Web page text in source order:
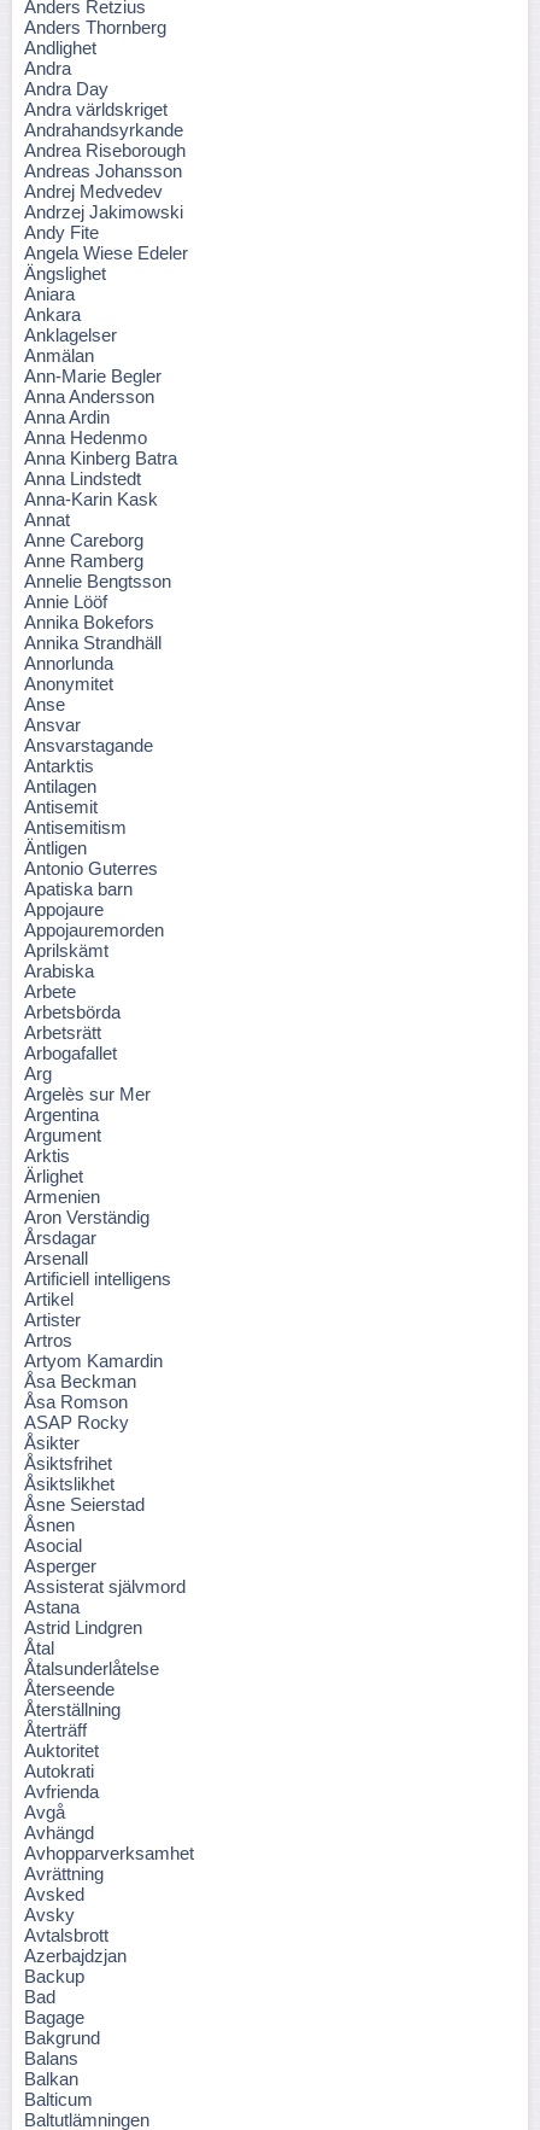
Anders Retzius
Anders Thornberg
Andlighet
Andra
Andra Day
Andra världskriget
Andrahandsyrkande
Andrea Riseborough
Andreas Johansson
Andrej Medvedev
Andrzej Jakimowski
Andy Fite
Angela Wiese Edeler
Ängslighet
Aniara
Ankara
Anklagelser
Anmälan
Ann-Marie Begler
Anna Andersson
Anna Ardin
Anna Hedenmo
Anna Kinberg Batra
Anna Lindstedt
Anna-Karin Kask
Annat
Anne Careborg
Anne Ramberg
Annelie Bengtsson
Annie Lööf
Annika Bokefors
Annika Strandhäll
Annorlunda
Anonymitet
Anse
Ansvar
Ansvarstagande
Antarktis
Antilagen
Antisemit
Antisemitism
Äntligen
Antonio Guterres
Apatiska barn
Appojaure
Appojauremorden
Aprilskämt
Arabiska
Arbete
Arbetsbörda
Arbetsrätt
Arbogafallet
Arg
Argelès sur Mer
Argentina
Argument
Arktis
Ärlighet
Armenien
Aron Verständig
Årsdagar
Arsenall
Artificiell intelligens
Artikel
Artister
Artros
Artyom Kamardin
Åsa Beckman
Åsa Romson
ASAP Rocky
Åsikter
Åsiktsfrihet
Åsiktslikhet
Åsne Seierstad
Åsnen
Asocial
Asperger
Assisterat självmord
Astana
Astrid Lindgren
Åtal
Åtalsunderlåtelse
Återseende
Återställning
Återträff
Auktoritet
Autokrati
Avfrienda
Avgå
Avhängd
Avhopparverksamhet
Avrättning
Avsked
Avsky
Avtalsbrott
Azerbajdzjan
Backup
Bad
Bagage
Bakgrund
Balans
Balkan
Balticum
Baltutlämningen